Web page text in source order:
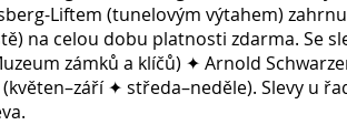
Liftem (tunelovým výtahem)
na celou dobu platnosti zdarma. Se
zámků a klíčů) ✦ Arnold
(květen–září ✦ středa–neděle). Slevy u